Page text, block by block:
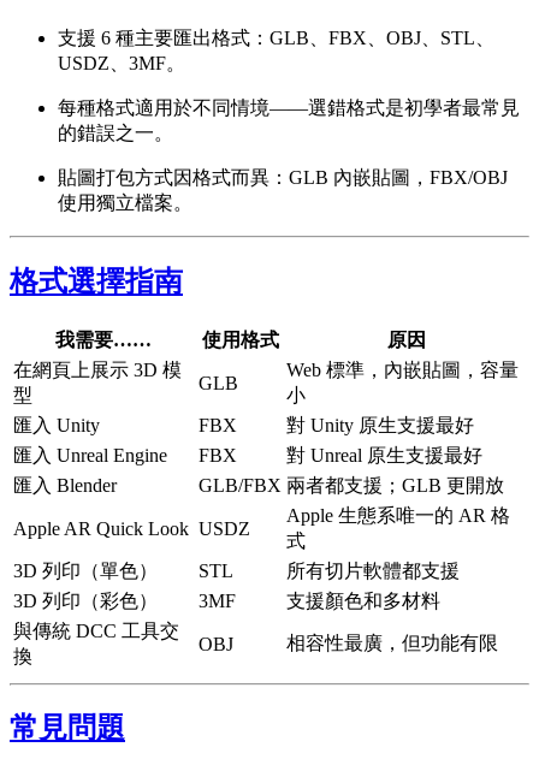
支援 6 種主要匯出格式：GLB、FBX、OBJ、STL、
USDZ、3MF。
每種格式適用於不同情境——選錯格式是初學者最常見
的錯誤之一。
貼圖打包方式因格式而異：GLB 內嵌貼圖，FBX/OBJ
使用獨立檔案。
格式選擇指南
我需要…… 使用格式
原因
在網頁上展示 3D 模
型
GLB
Web 標準，內嵌貼圖，容量
小
匯入 Unity
FBX
對 Unity 原生支援最好
匯入 Unreal Engine
FBX
對 Unreal 原生支援最好
匯入 Blender
GLB/FBX 兩者都支援；GLB 更開放
Apple AR Quick Look USDZ
Apple 生態系唯一的 AR 格
式
3D 列印（單色）
STL
所有切片軟體都支援
3D 列印（彩色）
3MF
支援顏色和多材料
與傳統 DCC 工具交
換
OBJ 相容性最廣，但功能有限
常見問題